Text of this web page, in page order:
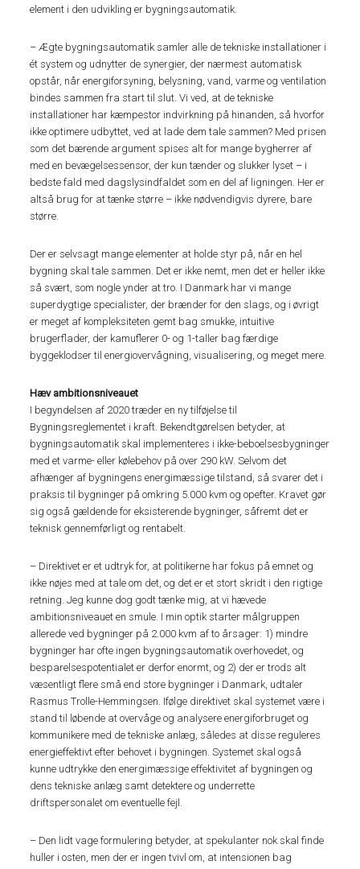
element i den udvikling er bygningsautomatik.
– Ægte bygningsautomatik samler alle de tekniske installationer i
ét system og udnytter de synergier, der nærmest automatisk
opstår, når energiforsyning, belysning, vand, varme og ventilation
bindes sammen fra start til slut. Vi ved, at de tekniske
installationer har kæmpestor indvirkning på hinanden, så hvorfor
ikke optimere udbyttet, ved at lade dem tale sammen? Med prisen
som det bærende argument spises alt for mange bygherrer af
med en bevægelsessensor, der kun tænder og slukker lyset – i
bedste fald med dagslysindfaldet som en del af ligningen. Her er
altså brug for at tænke større – ikke nødvendigvis dyrere, bare
større.
Der er selvsagt mange elementer at holde styr på, når en hel
bygning skal tale sammen. Det er ikke nemt, men det er heller ikke
så svært, som nogle ynder at tro. I Danmark har vi mange
superdygtige specialister, der brænder for den slags, og i øvrigt
er meget af kompleksiteten gemt bag smukke, intuitive
brugerflader, der kamuflerer 0- og 1-taller bag færdige
byggeklodser til energiovervågning, visualisering, og meget mere.
Hæv ambitionsniveauet
I begyndelsen af 2020 træder en ny tilføjelse til
Bygningsreglementet i kraft. Bekendtgørelsen betyder, at
bygningsautomatik skal implementeres i ikke-beboelsesbygninger
med et varme- eller kølebehov på over 290 kW. Selvom det
afhænger af bygningens energimæssige tilstand, så svarer det i
praksis til bygninger på omkring 5.000 kvm og opefter. Kravet gør
sig også gældende for eksisterende bygninger, såfremt det er
teknisk gennemførligt og rentabelt.
– Direktivet er et udtryk for, at politikerne har fokus på emnet og
ikke nøjes med at tale om det, og det er et stort skridt i den rigtige
retning. Jeg kunne dog godt tænke mig, at vi hævede
ambitionsniveauet en smule. I min optik starter målgruppen
allerede ved bygninger på 2.000 kvm af to årsager: 1) mindre
bygninger har ofte ingen bygningsautomatik overhovedet, og
besparelsespotentialet er derfor enormt, og 2) der er trods alt
væsentligt flere små end store bygninger i Danmark, udtaler
Rasmus Trolle-Hemmingsen. Ifølge direktivet skal systemet være i
stand til løbende at overvåge og analysere energiforbruget og
kommunikere med de tekniske anlæg, således at disse reguleres
energieffektivt efter behovet i bygningen. Systemet skal også
kunne udtrykke den energimæssige effektivitet af bygningen og
dens tekniske anlæg samt detektere og underrette
driftspersonalet om eventuelle fejl.
– Den lidt vage formulering betyder, at spekulanter nok skal finde
huller i osten, men der er ingen tvivl om, at intensionen bag